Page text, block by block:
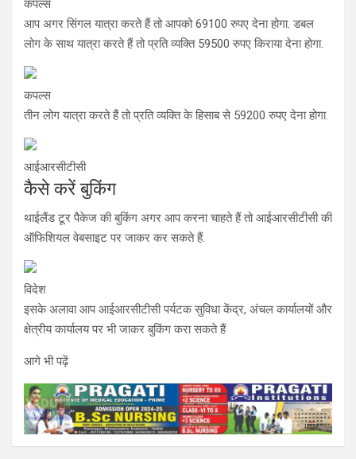
कपल्स
आप अगर सिंगल यात्रा करते हैं तो आपको 69100 रुपए देना होगा. डबल
लोग के साथ यात्रा करते हैं तो प्रति व्यक्ति 59500 रुपए किराया देना होगा.
कपल्स
तीन लोग यात्रा करते हैं तो प्रति व्यक्ति के हिसाब से 59200 रुपए देना होगा.
आईआरसीटीसी
कैसे करें बुकिंग
थाईलैंड टूर पैकेज की बुकिंग अगर आप करना चाहते हैं तो आईआरसीटीसी की
ऑफिशियल वेबसाइट पर जाकर कर सकते हैं.
विदेश
इसके अलावा आप आईआरसीटीसी पर्यटक सुविधा केंद्र, अंचल कार्यालयों और
क्षेत्रीय कार्यालय पर भी जाकर बुकिंग करा सकते हैं
आगे भी पढ़ें